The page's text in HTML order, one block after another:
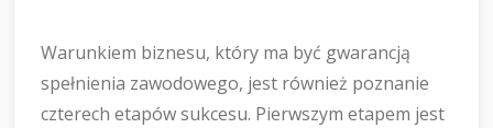
Warunkiem biznesu, który ma być gwarancją
spełnienia zawodowego, jest również poznanie
czterech etapów sukcesu. Pierwszym etapem jest